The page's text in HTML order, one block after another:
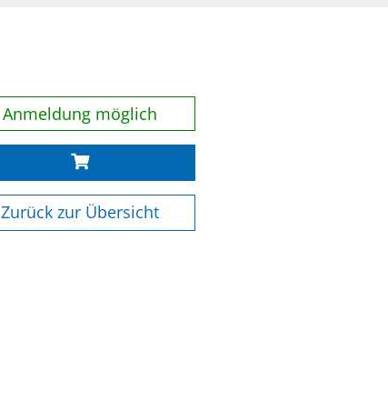
Anmeldung möglich
Zurück zur Übersicht